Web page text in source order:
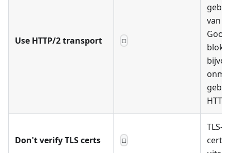
Use HTTP/2 transport ☐
van
Don't verify TLS certs ☐
TLS-